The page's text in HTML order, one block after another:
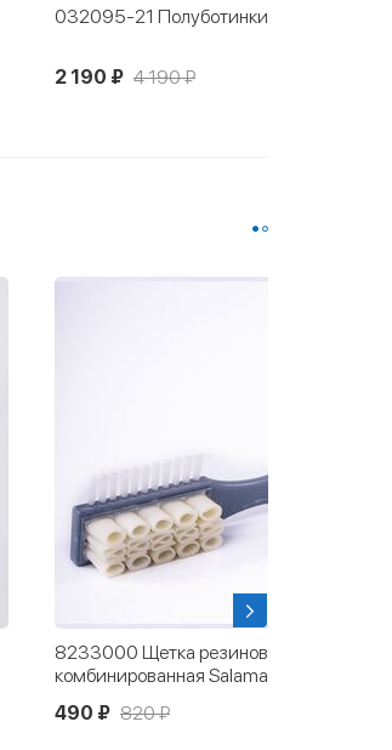
032095-21 Полуботинки
2 190 ₽ 4 190 ₽
8233000 Щетка резиновая
комбинированная Salamander
490 ₽ 820 ₽